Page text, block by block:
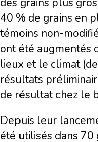
40 % de grains en
témoins non-
ont été augmentés
lieux et le climat
résultats
de résultat chez le
Depuis leur
été utilisés dans 70